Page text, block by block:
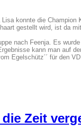
konnte die
gestellt wird, ist da
nach Feenja. Es
kann man auf
Egelschütz´´ für den
die Zeit